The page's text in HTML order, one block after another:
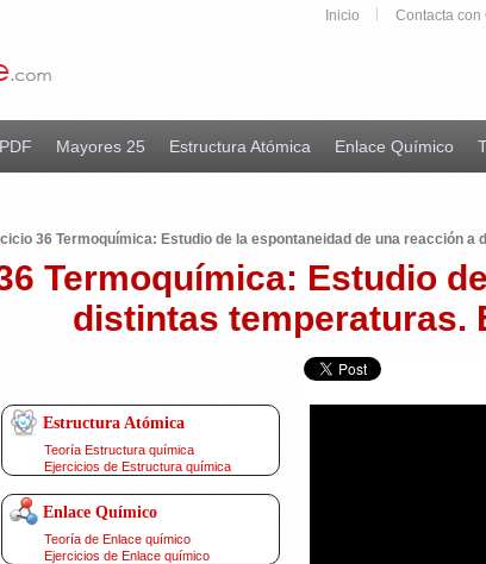
Inicio Contacta con
Mayores 25 Estructura Atómica Enlace Químico
36 Termoquímica: Estudio de la espontaneidad de una reacción
Termoquímica: Estudio
distintas temperaturas.
Estructura Atómica
Teoría Estructura química
Ejercicios de Estructura química
Enlace Químico
Teoría de Enlace químico
Ejercicios de Enlace químico